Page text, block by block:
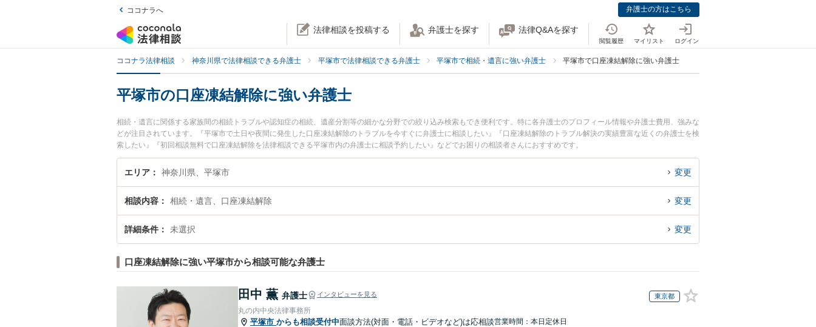
ココナラへ 弁護士の方はこちら
法律相談を投稿する 弁護士を探す 法律Q&Aを探す
閲覧履歴 マイリスト ログイン
ココナラ法律相談 神奈川県で法律相談できる弁護士 平塚市で法律相談できる弁護士 平塚市で相続・遺言に強い弁護士 平塚市で口座凍結解除に強い弁護士
平塚市の口座凍結解除に強い弁護士
相続・遺言に関係する家族間の相続トラブルや認知症の相続、遺産分割等の細かな分野での絞り込み検索もでき便利です。特に各弁護士のプロフィール情報や弁護士費用、強みな
どが注目されています。『平塚市で土日や夜間に発生した口座凍結解除のトラブルを今すぐに弁護士に相談したい』『口座凍結解除のトラブル解決の実績豊富な近くの弁護士を検
索したい』『初回相談無料で口座凍結解除を法律相談できる平塚市内の弁護士に相談予約したい』などでお困りの相談者さんにおすすめです。
エリア 神奈川県、平塚市 変更
相談内容 相続・遺言、口座凍結解除 変更
詳細条件 未選択 変更
口座凍結解除に強い平塚市から相談可能な弁護士
田中 薫 弁護士 インタビューを見る 東京都
丸の内中央法律事務所
平塚市 からも相談受付中面談方法(対面・電話・ビデオなど)は応相談営業時間：本日定休日